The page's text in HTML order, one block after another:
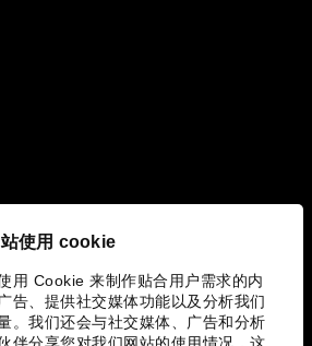
使用 cookie
用 Cookie 来制作贴合用户需求的内
告、提供社交媒体功能以及分析我们
。我们还会与社交媒体、广告和分析